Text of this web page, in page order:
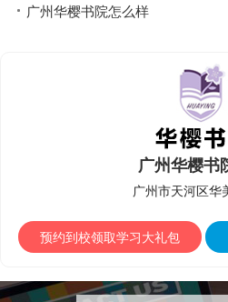
广州华樱书院怎么样
广州华樱书
广州市天河区华
预约到校领取学习大礼包